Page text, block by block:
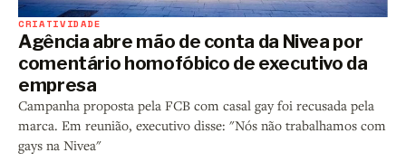
CRIATIVIDADE
Agência abre mão de conta da Nivea por
comentário homofóbico de executivo da
empresa
Campanha proposta pela FCB com casal gay foi recusada pela
marca. Em reunião, executivo disse: "Nós não trabalhamos com
gays na Nivea"